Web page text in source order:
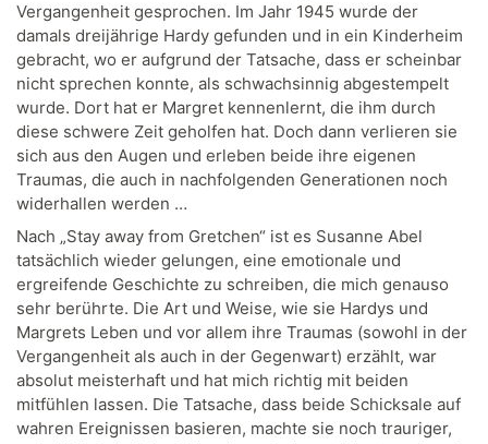
Vergangenheit gesprochen. Im Jahr 1945 wurde der
damals dreijährige Hardy gefunden und in ein Kinderheim
gebracht, wo er aufgrund der Tatsache, dass er scheinbar
nicht sprechen konnte, als schwachsinnig abgestempelt
wurde. Dort hat er Margret kennenlernt, die ihm durch
diese schwere Zeit geholfen hat. Doch dann verlieren sie
sich aus den Augen und erleben beide ihre eigenen
Traumas, die auch in nachfolgenden Generationen noch
widerhallen werden …
Nach „Stay away from Gretchen“ ist es Susanne Abel
tatsächlich wieder gelungen, eine emotionale und
ergreifende Geschichte zu schreiben, die mich genauso
sehr berührte. Die Art und Weise, wie sie Hardys und
Margrets Leben und vor allem ihre Traumas (sowohl in der
Vergangenheit als auch in der Gegenwart) erzählt, war
absolut meisterhaft und hat mich richtig mit beiden
mitfühlen lassen. Die Tatsache, dass beide Schicksale auf
wahren Ereignissen basieren, machte sie noch trauriger,